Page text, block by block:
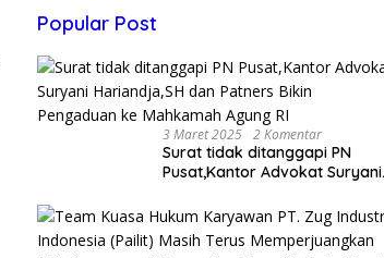
Popular Post
3 Maret 2025 2 Komentar
Surat tidak ditanggapi PN
Pusat,Kantor Advokat Suryani
Pengaduan ke Mahkamah
Agung RI